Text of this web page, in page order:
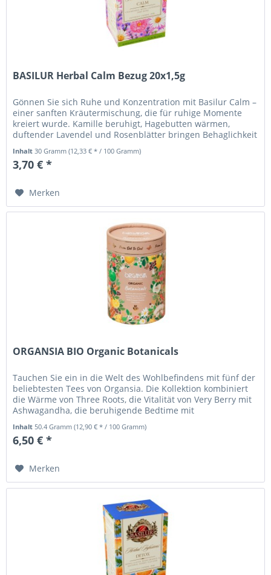
BASILUR Herbal Calm Bezug 20x1,5g
Gönnen Sie sich Ruhe und Konzentration mit Basilur Calm –
einer sanften Kräutermischung, die für ruhige Momente
kreiert wurde. Kamille beruhigt, Hagebutten wärmen,
duftender Lavendel und Rosenblätter bringen Behaglichkeit
Inhalt 30 Gramm(12,33 € * / 100 Gramm)
3,70 € *
Merken
ORGANSIA BIO Organic Botanicals
Tauchen Sie ein in die Welt des Wohlbefindens mit fünf der
beliebtesten Tees von Organsia. Die Kollektion kombiniert
die Wärme von Three Roots, die Vitalität von Very Berry mit
Ashwagandha, die beruhigende Bedtime mit
Inhalt50.4 Gramm(12,90 € * / 100 Gramm)
6,50 € *
Merken